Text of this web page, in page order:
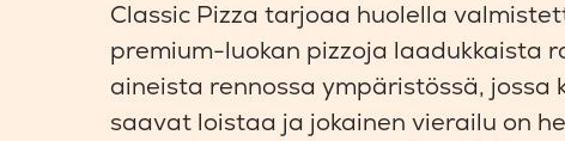
Classic Pizza tarjoaa huolella
premium-luokan pizzoja laadukkaista
aineista rennossa ympäristössä, jossa
saavat loistaa ja jokainen vierailu on